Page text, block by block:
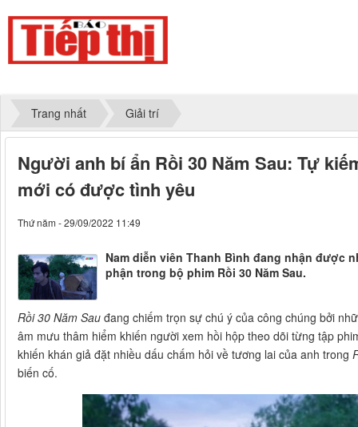
Trang nhất Giải trí
Người anh bí ẩn Rồi 30 Năm Sau: Tự
mới có được tình yêu
Thứ năm - 29/09/2022 11:49
Nam diễn viên Thanh Bình đang nhận được
phận trong bộ phim Rồi 30 Năm Sau.
Rồi 30 Năm Sau đang chiếm trọn sự chú ý của công chúng bởi
âm mưu thâm hiểm khiến người xem hồi hộp theo dõi từng tập
khiến khán giả đặt nhiều dấu chấm hỏi về tương lai của anh trong
biến cố.